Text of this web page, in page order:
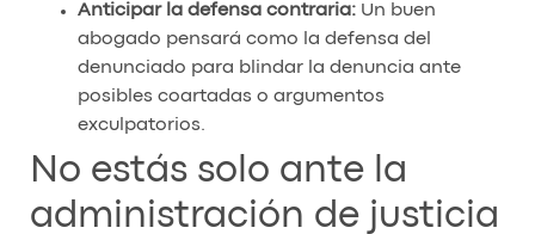
Anticipar la defensa contraria: Un buen
abogado pensará como la defensa del
denunciado para blindar la denuncia ante
posibles coartadas o argumentos
exculpatorios.
No estás solo ante la
administración de justicia